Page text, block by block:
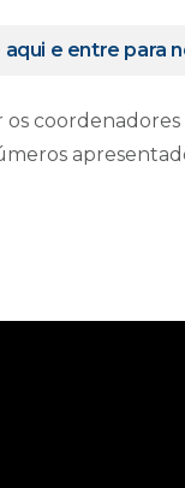
aqui e entre para
os